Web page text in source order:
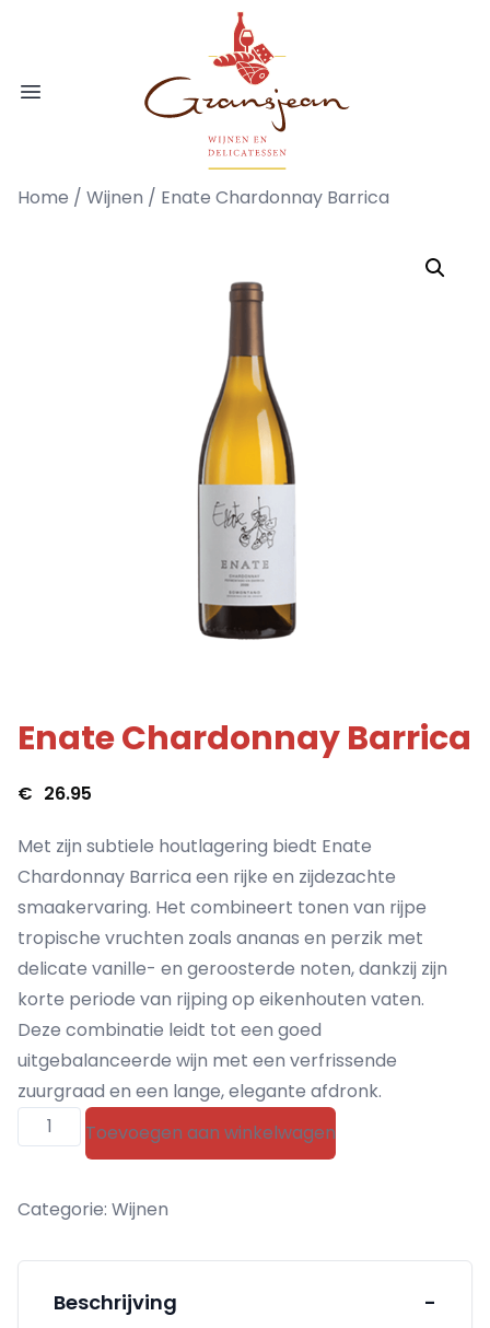
Open menu
Gransjean - Wijn - Broodjes -
Home / Wijnen / Enate Chardonnay Barrica
Enate Chardonnay Barrica
€ 26.95
Met zijn subtiele houtlagering biedt Enate
Chardonnay Barrica een rijke en zijdezachte
smaakervaring. Het combineert tonen van rijpe
tropische vruchten zoals ananas en perzik met
delicate vanille- en geroosterde noten, dankzij zijn
korte periode van rijping op eikenhouten vaten.
Deze combinatie leidt tot een goed
uitgebalanceerde wijn met een verfrissende
zuurgraad en een lange, elegante afdronk.
Enate
Chardonnay
aantal
Toevoegen aan winkelwagen
Categorie: Wijnen
Beschrijving -